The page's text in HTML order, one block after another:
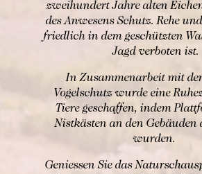
zweihundert Jahre alten
des Anwesens Schutz. Rehe
friedlich in dem geschützten
Jagd verboten ist.
In Zusammenarbeit mit
Vogelschutz wurde eine
Tiere geschaffen, indem
Nistkästen an den Gebäuden
wurden.
Geniessen Sie das